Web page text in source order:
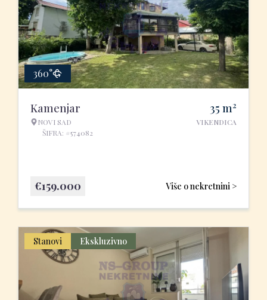
360°
Kamenjar
NOVI SAD
ŠIFRA: #574082
35 m2
VIKENDICA
Više o nekretnini >
€159.000
Stanovi Ekskluzivno